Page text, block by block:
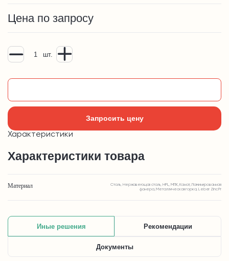
Цена по запросу
шт.
Запросить цену
Характеристики
Характеристики товара
Материал
Сталь, Нержавеющая сталь, HPL, МПК, Канат, Ламинированная
фанера, Металлическая горка, Leber Zinc Pr
Иные решения Рекомендации
Документы